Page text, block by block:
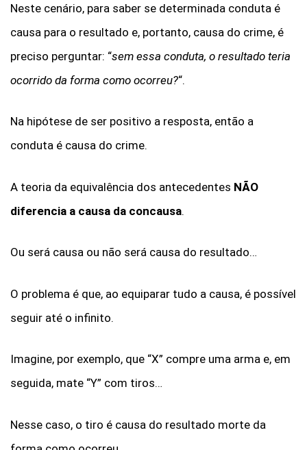
Neste cenário, para saber se determinada conduta é
causa para o resultado e, portanto, causa do crime, é
preciso perguntar: “sem essa conduta, o resultado teria
ocorrido da forma como ocorreu?“.
Na hipótese de ser positivo a resposta, então a
conduta é causa do crime.
A teoria da equivalência dos antecedentes NÃO
diferencia a causa da concausa.
Ou será causa ou não será causa do resultado…
O problema é que, ao equiparar tudo a causa, é possível
seguir até o infinito.
Imagine, por exemplo, que “X” compre uma arma e, em
seguida, mate “Y” com tiros…
Nesse caso, o tiro é causa do resultado morte da